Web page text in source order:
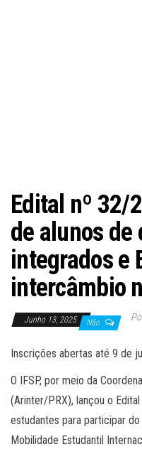
Edital nº 32/
de alunos
integrados e
intercâmbio
Junho 13, 2025 Não
Inscrições abertas até 9 de
O IFSP, por meio da
(Arinter/PRX), lançou o
estudantes para participar
Mobilidade Estudantil